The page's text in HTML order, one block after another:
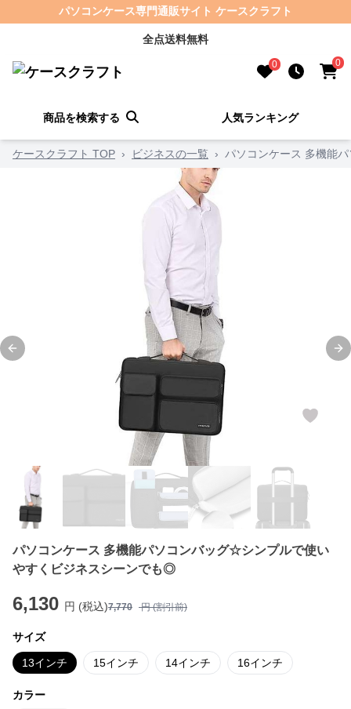
パソコンケース専門通販サイト ケースクラフト
全点送料無料
0 0
商品を検索する 人気ランキング
ケースクラフト TOP › ビジネスの一覧 › パソコンケース 多機能
Previous slide
パソコンケース 多機能パソコンバッグ☆シンプルで使い
やすくビジネスシーンでも◎
6,130 円 (税込)7,770 円 (割引前)
サイズ
13インチ 15インチ 14インチ 16インチ
カラー